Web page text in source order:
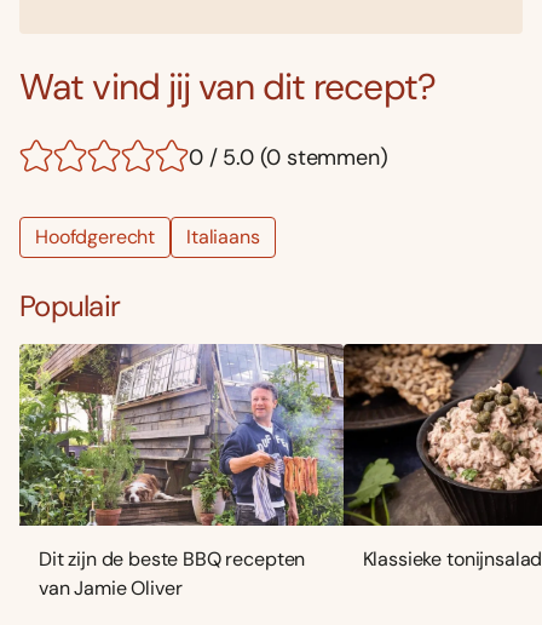
Wat vind jij van dit recept?
0 / 5.0 (0 stemmen)
Hoofdgerecht Italiaans
Populair
Dit zijn de beste BBQ recepten
van Jamie Oliver
Klassieke